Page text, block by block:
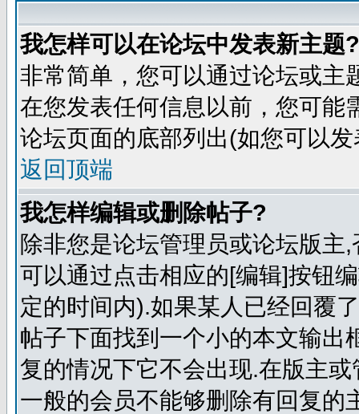
我怎样可以在论坛中发表新主题?
非常简单，您可以通过论坛或主
在您发表任何信息以前，您可能
论坛页面的底部列出(如您可以
返回顶端
我怎样编辑或删除帖子?
除非您是论坛管理员或论坛版
可以通过点击相应的[编辑]按钮
定的时间内).如果某人已经回覆
帖子下面找到一个小的本文输出
复的情况下它不会出现.在版主
一般的会员不能够删除有回复的